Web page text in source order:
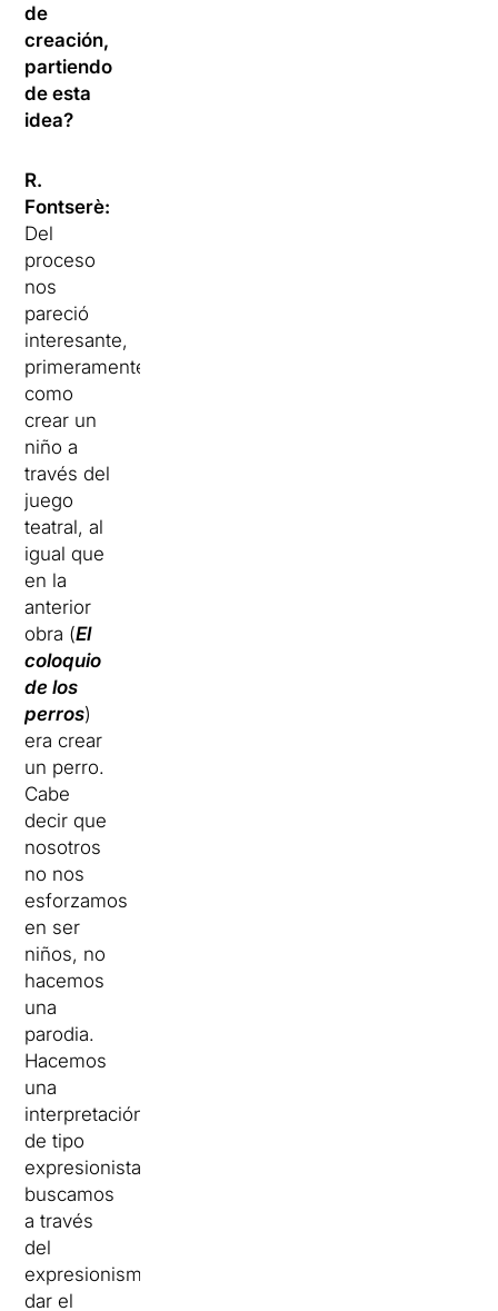
de
creación,
partiendo
de esta
idea?
R.
Fontserè:
Del
proceso
nos
pareció
interesante,
primeramente,
como
crear un
niño a
través del
juego
teatral, al
igual que
en la
anterior
obra (El
coloquio
de los
perros)
era crear
un perro.
Cabe
decir que
nosotros
no nos
esforzamos
en ser
niños, no
hacemos
una
parodia.
Hacemos
una
interpretación
de tipo
expresionista,
buscamos
a través
del
expresionismo
dar el